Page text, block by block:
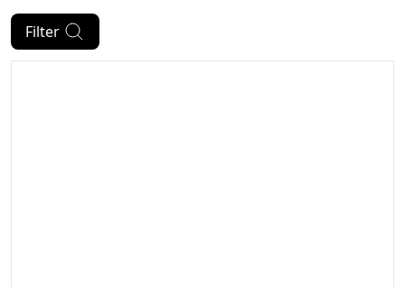
Filter